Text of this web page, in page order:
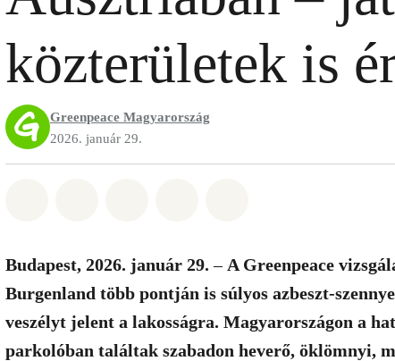
közterületek is
Greenpeace Magyarország
2026. január 29.
Budapest, 2026. január 29. – A Greenpeace
Burgenland több pontján is súlyos azbeszt-
veszélyt jelent a lakosságra. Magyarországon a
parkolóban találtak szabadon heverő, öklömnyi,